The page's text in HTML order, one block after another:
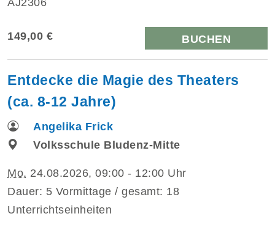
149,00 € BUCHEN
Entdecke die Magie des Theaters
(ca. 8-12 Jahre)
Angelika Frick
Volksschule Bludenz-Mitte
Mo. 24.08.2026, 09:00 - 12:00 Uhr
Dauer: 5 Vormittage / gesamt: 18
Unterrichtseinheiten